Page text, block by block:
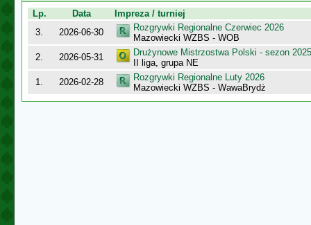
Lp. Data
Impreza / turniej
3.
2026-06-30
Rozgrywki Regionalne Czerwiec 2026
Mazowiecki WZBS - WOB
2.
2026-05-31
Drużynowe Mistrzostwa Polski - sezon
II liga, grupa NE
1.
2026-02-28
Rozgrywki Regionalne Luty 2026
Mazowiecki WZBS - WawaBrydż